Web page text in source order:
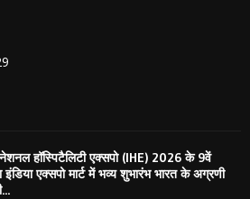
हॉस्पिटैलिटी एक्सपो (IHE) 2026 के 9वें
एक्सपो मार्ट में भव्य शुभारंभ भारत के अग्रणी